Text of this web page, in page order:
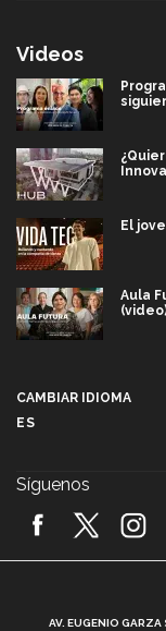
Videos
El
Aula
2026!
CAMBIAR IDIOMA
ES
Síguenos
AV. EUGENIO